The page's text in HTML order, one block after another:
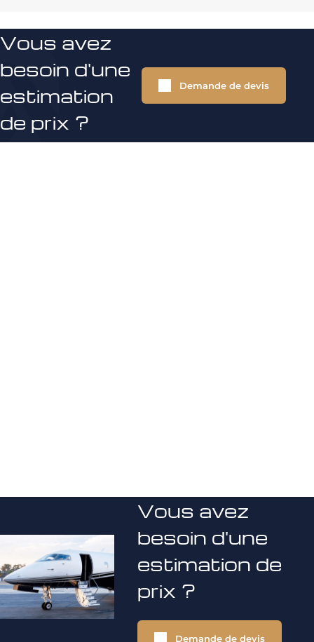
Vous avez
besoin d'une
estimation
de prix ?
Demande de devis
Vous avez
besoin d'une
estimation de
prix ?
Demande de devis